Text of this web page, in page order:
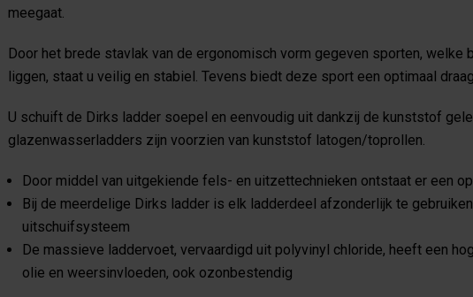
meegaat.
Door het brede stavlak van de ergonomisch vorm gegeven sporten, welke
liggen, staat u veilig en stabiel. Tevens biedt deze sport een optimaal
U schuift de Dirks ladder soepel en eenvoudig uit dankzij de kunststof
glazenwasserladders zijn voorzien van kunststof latogen/toprollen.
Door middel van uitgekiende fels- en uitzettechnieken ontstaat er een
Bij de meerdelige Dirks ladder is elk ladderdeel afzonderlijk te
uitschuifsysteem
De massieve laddervoet, vervaardigd uit polyvinyl chloride, heeft een
olie en weersinvloeden, ook ozonbestendig